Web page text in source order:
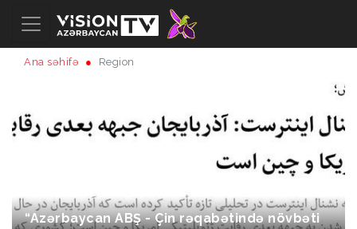
Ana səhifə Region
“Azərbaycan ABŞ - Çin rəqabətində növbəti